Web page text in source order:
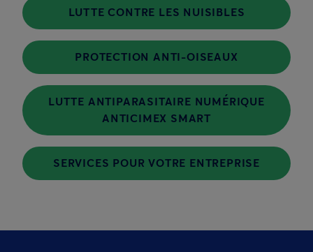
LUTTE CONTRE LES NUISIBLES
PROTECTION ANTI-OISEAUX
LUTTE ANTIPARASITAIRE NUMÉRIQUE
ANTICIMEX SMART
SERVICES POUR VOTRE ENTREPRISE